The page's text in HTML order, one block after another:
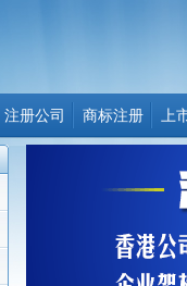
注册公司 商标注册 上